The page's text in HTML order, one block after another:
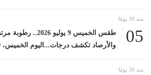
منذ 30 يومًا
05
طقس الخميس 9 يوليو
والأرصاد تكشف درجات...اليوم الخميس، 9 يوليو 2026 05:03 صـ
منذ 30 يومًا